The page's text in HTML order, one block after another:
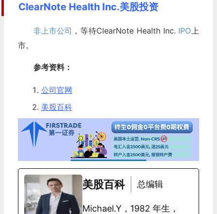
ClearNote Health Inc.美股投资
非上市公司 ，等待ClearNote Health Inc. IPO 上
市。
参考资料：
公司官网
美股百科
美股百科 总编辑
Michael.Y，1982 年生，